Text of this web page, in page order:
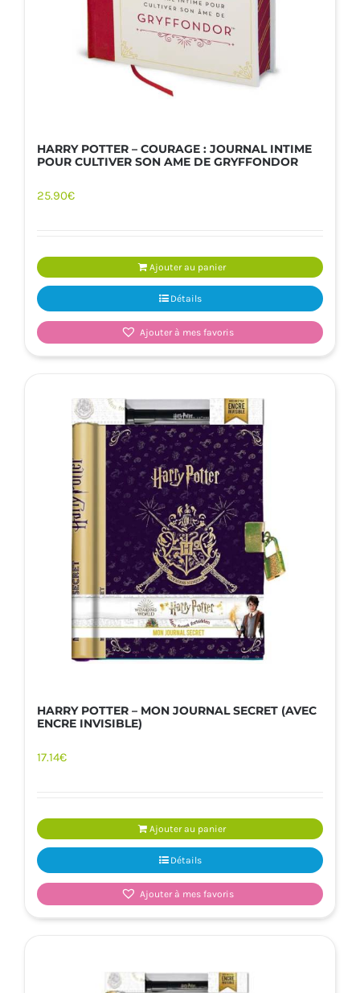
HARRY POTTER – COURAGE : JOURNAL INTIME
POUR CULTIVER SON AME DE GRYFFONDOR
25.90€
Ajouter au panier
Détails
Ajouter à mes favoris
HARRY POTTER – MON JOURNAL SECRET (AVEC
ENCRE INVISIBLE)
17.14€
Ajouter au panier
Détails
Ajouter à mes favoris